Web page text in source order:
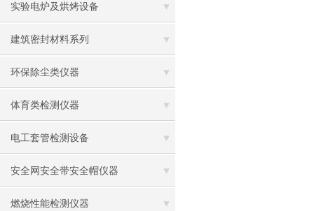
实验电炉及烘烤设备
建筑密封材料系列
环保除尘类仪器
体育类检测仪器
电工套管检测设备
安全网安全带安全帽仪器
燃烧性能检测仪器